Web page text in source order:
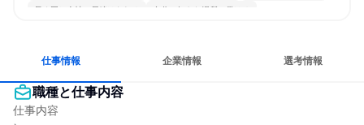
長く同じ会社に居続けられる 自分の好きな場所で働ける
仕事情報 企業情報 選考情報
職種と仕事内容
仕事内容